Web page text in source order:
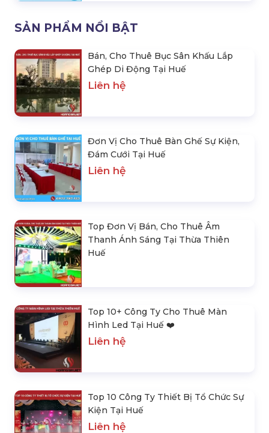
SẢN PHẨM NỔI BẬT
Bán, Cho Thuê Bục Sân Khấu Lắp
Ghép Di Động Tại Huế
Liên hệ
Đơn Vị Cho Thuê Bàn Ghế Sự Kiện,
Đám Cưới Tại Huế
Liên hệ
Top Đơn Vị Bán, Cho Thuê Âm
Thanh Ánh Sáng Tại Thừa Thiên
Huế
Top 10+ Công Ty Cho Thuê Màn
Hình Led Tại Huế ❤️️
Liên hệ
Top 10 Công Ty Thiết Bị Tổ Chức Sự
Kiện Tại Huế
Liên hệ